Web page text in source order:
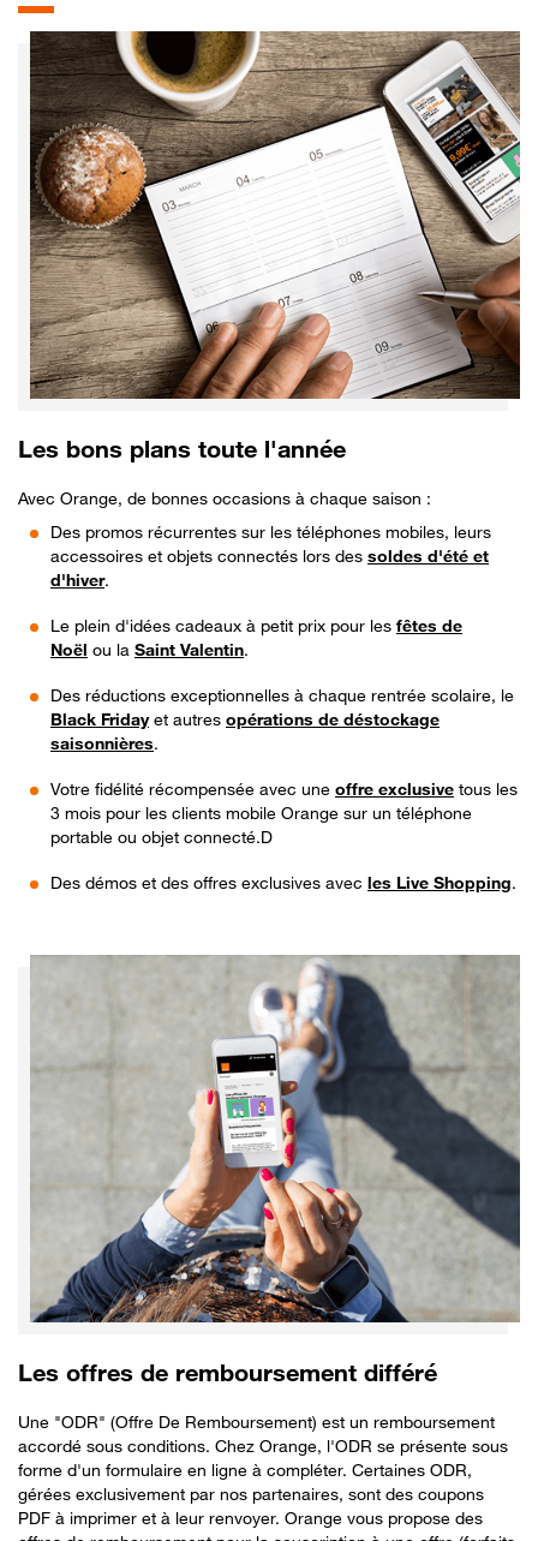
Les bons plans toute l'année
Avec Orange, de bonnes occasions à chaque saison :
Des promos récurrentes sur les téléphones mobiles, leurs
accessoires et objets connectés lors des soldes d'été et
d'hiver.
Le plein d'idées cadeaux à petit prix pour les fêtes de
Noël ou la Saint Valentin.
Des réductions exceptionnelles à chaque rentrée scolaire, le
Black Fridayet autres opérations de déstockage
saisonnières.
Votre fidélité récompensée avec une offre exclusive tous les
3 mois pour les clients mobile Orange sur un téléphone
portable ou objet connecté.D
Des démos et des offres exclusives avec les Live Shopping.
Les offres de remboursement différé
Une "ODR" (Offre De Remboursement) est un remboursement
accordé sous conditions. Chez Orange, l'ODR se présente sous
forme d'un formulaire en ligne à compléter. Certaines ODR,
gérées exclusivement par nos partenaires, sont des coupons
PDF à imprimer et à leur renvoyer. Orange vous propose des